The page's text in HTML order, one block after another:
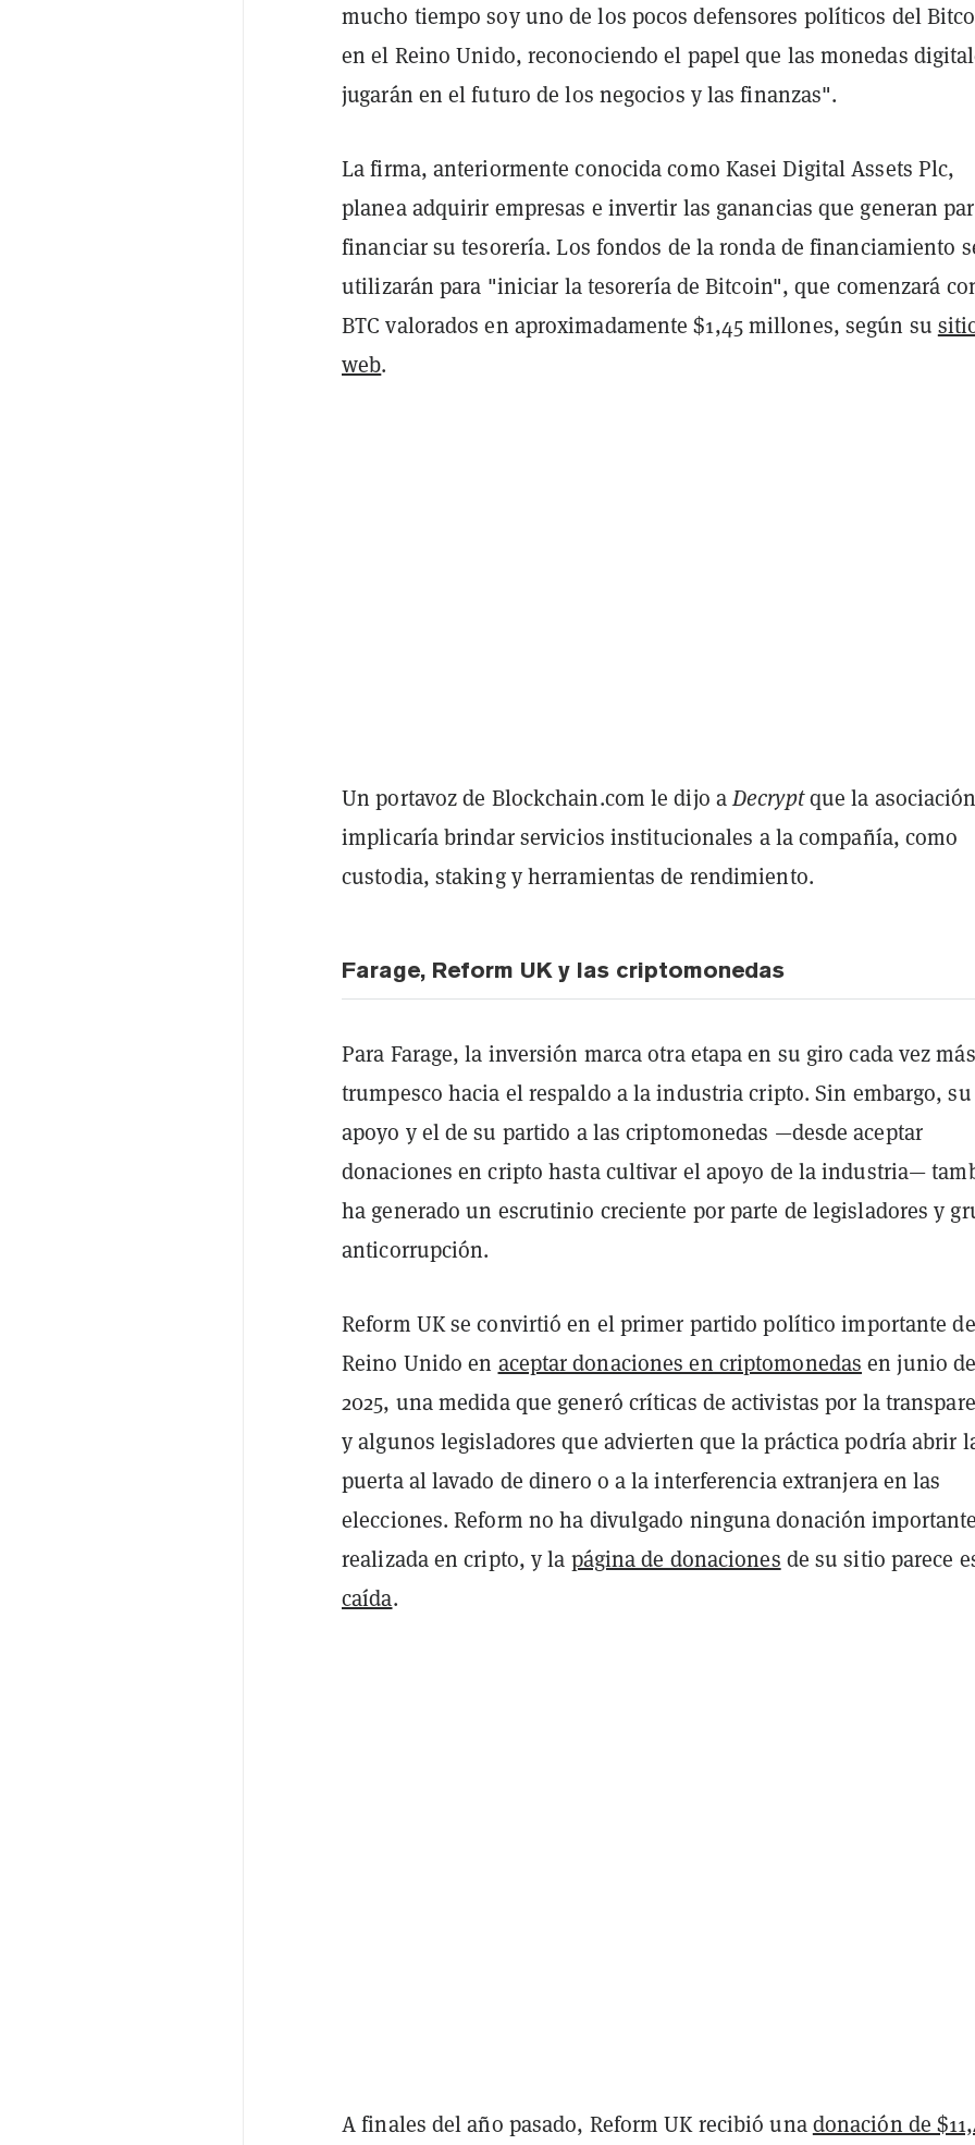
mucho tiempo soy uno de los pocos defensores políticos del
en el Reino Unido, reconociendo el papel que las monedas
jugarán en el futuro de los negocios y las finanzas".
La firma, anteriormente conocida como Kasei Digital Assets Plc,
planea adquirir empresas e invertir las ganancias que generan
financiar su tesorería. Los fondos de la ronda de financiamiento
utilizarán para "iniciar la tesorería de Bitcoin", que comenzará
BTC valorados en aproximadamente $1,45 millones, según su
web.
Un portavoz de Blockchain.com le dijo aDecryptque la
implicaría brindar servicios institucionales a la compañía, como
custodia, staking y herramientas de rendimiento.
Farage, Reform UK y las criptomonedas
Para Farage, la inversión marca otra etapa en su giro cada vez más
trumpesco hacia el respaldo a la industria cripto. Sin embargo, su
apoyo y el de su partido a las criptomonedas —desde aceptar
donaciones en cripto hasta cultivar el apoyo de la industria—
ha generado un escrutinio creciente por parte de legisladores y
anticorrupción.
Reform UK se convirtió en el primer partido político importante
Reino Unido en aceptar donaciones en criptomonedas en junio
2025, una medida que generó críticas de activistas por la
y algunos legisladores que advierten que la práctica podría abrir
puerta al lavado de dinero o a la interferencia extranjera en las
elecciones. Reform no ha divulgado ninguna donación
realizada en cripto, y la página de donaciones de su sitio parece
caída.
A finales del año pasado, Reform UK recibió unadonación de